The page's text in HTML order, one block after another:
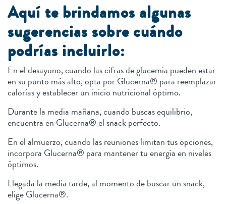
Aquí te brindamos algunas
sugerencias sobre cuándo
podrías incluirlo:
En el desayuno, cuando las cifras de glucemia pueden estar
en su punto más alto, opta por Glucerna® para reemplazar
calorías y establecer un inicio nutricional óptimo.
Durante la media mañana, cuando buscas equilibrio,
encuentra en Glucerna® el snack perfecto.
En el almuerzo, cuando las reuniones limitan tus opciones,
incorpora Glucerna® para mantener tu energía en niveles
óptimos.
Llegada la media tarde, al momento de buscar un snack,
elige Glucerna®.